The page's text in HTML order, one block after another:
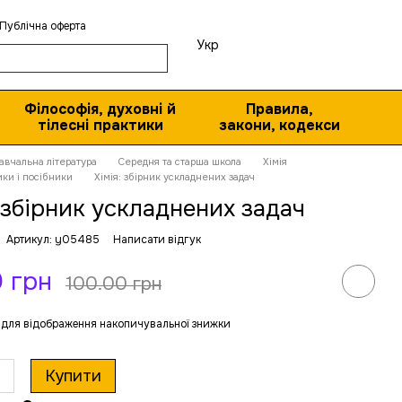
Публічна оферта
Укр
Філософія, духовні й
тілесні практики
Правила,
закони, кодекси
література Середня та старша школа
Хімія
і посібники
Хімія: збірник ускладнених задач
ускладнених задач
Артикул: y05485 Написати відгук
100.00 грн
для відображення накопичувальної знижки
Купити